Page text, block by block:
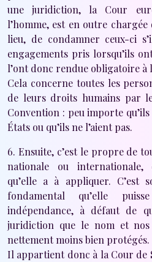
une juridiction, la Cour
l’homme, est en outre
lieu, de condamner ceux-ci
engagements pris lorsqu’ils
l’ont donc rendue obligatoire à
Cela concerne toutes les
de leurs droits humains par
Convention : peu importe
États ou qu’ils ne l’aient pas.
6. Ensuite, c’est le propre de
nationale ou internationale,
qu’elle a à appliquer.
fondamental qu’elle
indépendance, à défaut de
juridiction que le nom et
nettement moins bien protégés.
Il appartient donc à la Cour de